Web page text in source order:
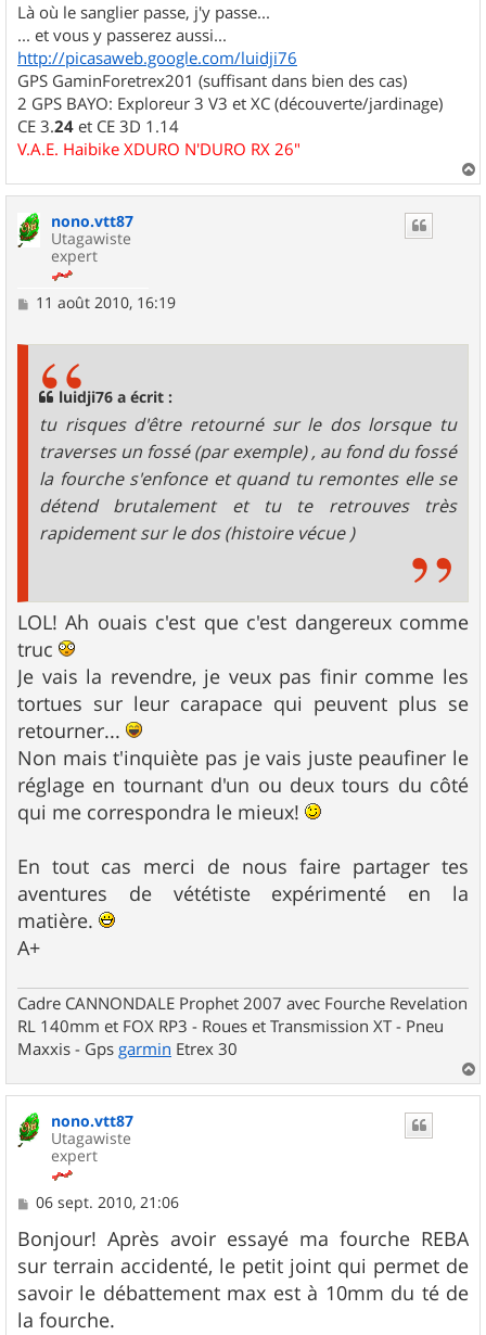
Là où le sanglier passe, j'y passe...
... et vous y passerez aussi...
http://picasaweb.google.com/luidji76
GPS GaminForetrex201 (suffisant dans bien des cas)
2 GPS BAYO: Exploreur 3 V3 et XC (découverte/jardinage)
CE 3.24 et CE 3D 1.14
V.A.E. Haibike XDURO N'DURO RX 26"
a
nono.vtt87
Utagawiste
expert
M11 août 2010, 16:19
luidji76 a écrit :
tu risques d'être retourné sur le dos lorsque tu
traverses un fossé (par exemple) , au fond du fossé
la fourche s'enfonce et quand tu remontes elle se
détend brutalement et tu te retrouves très
rapidement sur le dos (histoire vécue )
LOL! Ah ouais c'est que c'est dangereux comme
truc
Je vais la revendre, je veux pas finir comme les
tortues sur leur carapace qui peuvent plus se
retourner...
Non mais t'inquiète pas je vais juste peaufiner le
réglage en tournant d'un ou deux tours du côté
qui me correspondra le mieux!
En tout cas merci de nous faire partager tes
aventures de vététiste expérimenté en la
matière.
A+
Cadre CANNONDALE Prophet 2007 avec Fourche Revelation
RL 140mm et FOX RP3 - Roues et Transmission XT - Pneu
Maxxis - Gps garmin Etrex 30
a
nono.vtt87
Utagawiste
expert
M
s
s
a
g
e
06 sept. 2010, 21:06
Bonjour! Après avoir essayé ma fourche REBA
sur terrain accidenté, le petit joint qui permet de
savoir le débattement max est à 10mm du té de
la fourche.